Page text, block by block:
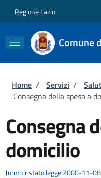
Regione Lazio
Comune
Briciole di
Home / Servizi /
Consegna della spesa a
Consegna
domicilio
(urn:nir:stato:legge:2000-11-